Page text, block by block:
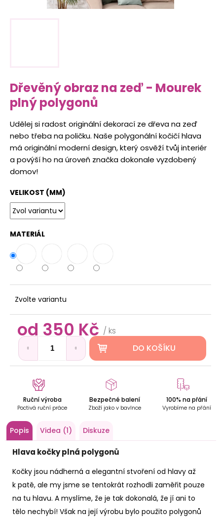
Dřevěný obraz na zeď - Mourek
plný polygonů
Udělej si radost originální dekorací ze dřeva na zeď
nebo třeba na poličku. Naše polygonální kočičí hlava
má originální moderní design, který osvěží tvůj interiér
a povýší ho na úroveň značka dokonale vyzdobený
domov!
VELIKOST (MM)
MATERIÁL
Zvolte variantu
od 350 Kč / ks
DO KOŠÍKU
Ruční výroba
Poctivá ruční práce
Bezpečné balení
Zboží jako v bavlnce
100% na přání
Vyrobíme na přání
Popis Videa (1) Diskuze
Hlava kočky plná polygonů
Kočky jsou nádherná a elegantní stvoření od hlavy až
k patě, ale my jsme se tentokrát rozhodli zaměřit pouze
na tu hlavu. A myslíme, že je tak dokonalá, že jí ani to
tělo nechybí! Však na její výrobu bylo použito polygonů
j
í
t
!
D
o
o
č
u
m
OBRAZ
STĚNU
OSTRAVA
550
Kč